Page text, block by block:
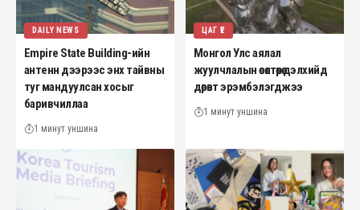
DAILY NEWS
Empire State Building-ийн
антенн дээрээс энх тайвны
туг мандуулсан хосыг
баривчиллаа
1 минут уншина
ЦАГ ҮЕ
Монгол Улс аялал
жуулчлалын өсөлтөөрөө дэлхийд
дөрөвт эрэмбэлэгджээ
1 минут уншина